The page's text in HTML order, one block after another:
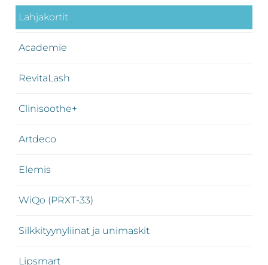
Lahjakortit
Academie
RevitaLash
Clinisoothe+
Artdeco
Elemis
WiQo (PRXT-33)
Silkkityynyliinat ja unimaskit
Lipsmart